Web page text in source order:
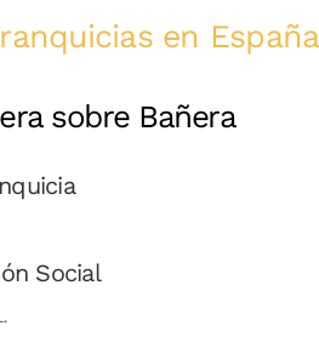
en España
sobre Bañera
Social